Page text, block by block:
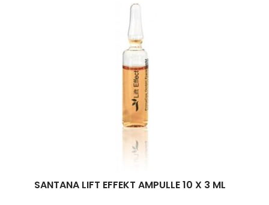
SANTANA LIFT EFFEKT AMPULLE 10 X 3 ML